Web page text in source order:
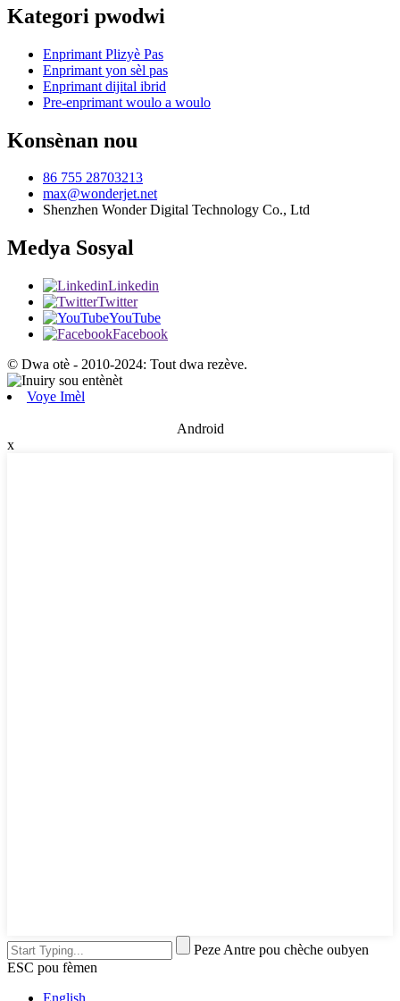
Kategori pwodwi
Enprimant Plizyè Pas
Enprimant yon sèl pas
Enprimant dijital ibrid
Pre-enprimant woulo a woulo
Konsènan nou
86 755 28703213
max@wonderjet.net
Shenzhen Wonder Digital Technology Co., Ltd
Medya Sosyal
Linkedin
Twitter
YouTube
Facebook
© Dwa otè - 2010-2024: Tout dwa rezève.
Voye Imèl
Android
x
Peze Antre pou chèche oubyen
ESC pou fèmen